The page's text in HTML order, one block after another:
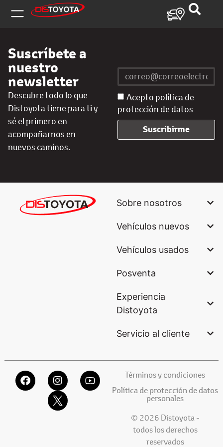
Suscríbete a
nuestro
newsletter
Descubre todo lo que
Distoyota tiene para ti y
sé el primero en
acompañarnos en
nuevos caminos.
Acepto política de
protección de datos
Suscribirme
Sobre nosotros
Vehículos nuevos
Vehículos usados
Posventa
Experiencia
Distoyota
Servicio al cliente
Términos y condiciones
Política de protección de datos
personales
© 2026 Distoyota -
todos los derechos
reservados